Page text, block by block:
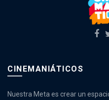
CINEMANIÁTICOS
Nuestra Meta es crear un